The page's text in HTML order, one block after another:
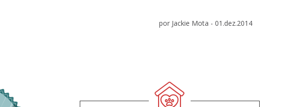
por Jackie Mota - 01.dez.2014